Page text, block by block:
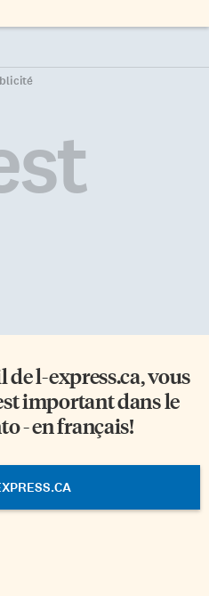
del-express.ca, vous
important dans le
- en français!